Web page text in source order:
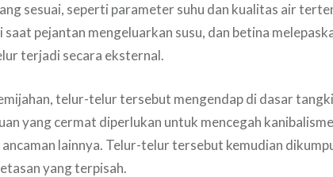
sesuai, seperti parameter suhu dan kualitas air
pejantan mengeluarkan susu, dan betina
terjadi secara eksternal.
telur-telur tersebut mengendap di dasar
yang cermat diperlukan untuk mencegah
lainnya. Telur-telur tersebut kemudian
yang terpisah.